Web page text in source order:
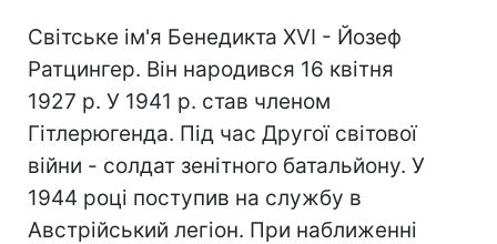
Світське ім'я Бенедикта XVI - Йозеф
Ратцингер. Він народився 16 квітня
1927 р. У 1941 р. став членом
Гітлерюгенда. Під час Другої світової
війни - солдат зенітного батальйону. У
1944 році поступив на службу в
Австрійський легіон. При наближенні